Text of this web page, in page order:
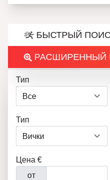
БЫСТРЫЙ
РАСШИРЕННЫЙ
Тип
Тип
Цена €
от